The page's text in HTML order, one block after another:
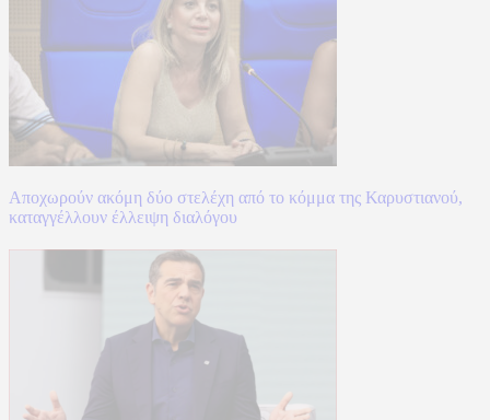
Αποχωρούν ακόμη δύο στελέχη από το κόμμα της Καρυστιανού,
καταγγέλλουν έλλειψη διαλόγου